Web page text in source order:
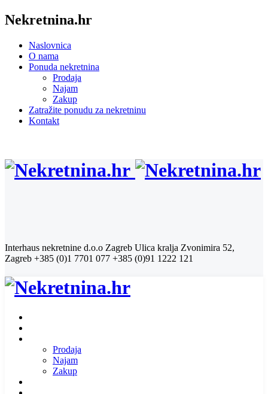
Nekretnina.hr
Naslovnica
O nama
Ponuda nekretnina
Prodaja
Najam
Zakup
Zatražite ponudu za nekretninu
Kontakt
Interhaus nekretnine d.o.o Zagreb Ulica kralja Zvonimira 52,
Zagreb +385 (0)1 7701 077 +385 (0)91 1222 121
Prodaja
Najam
Zakup